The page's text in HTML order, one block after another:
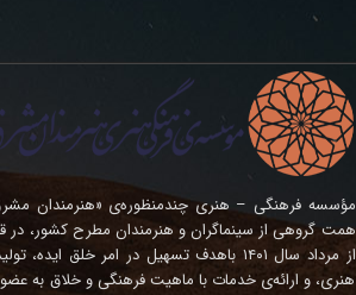
همت گروهی از سینماگران و هنرمندان مطرح کشور،
از مرداد سال ۱۴۰۱ باهدف تسهیل در امر خلق
هنری، و ارائه‌ی خدمات با ماهیت فرهنگی و خلاق به